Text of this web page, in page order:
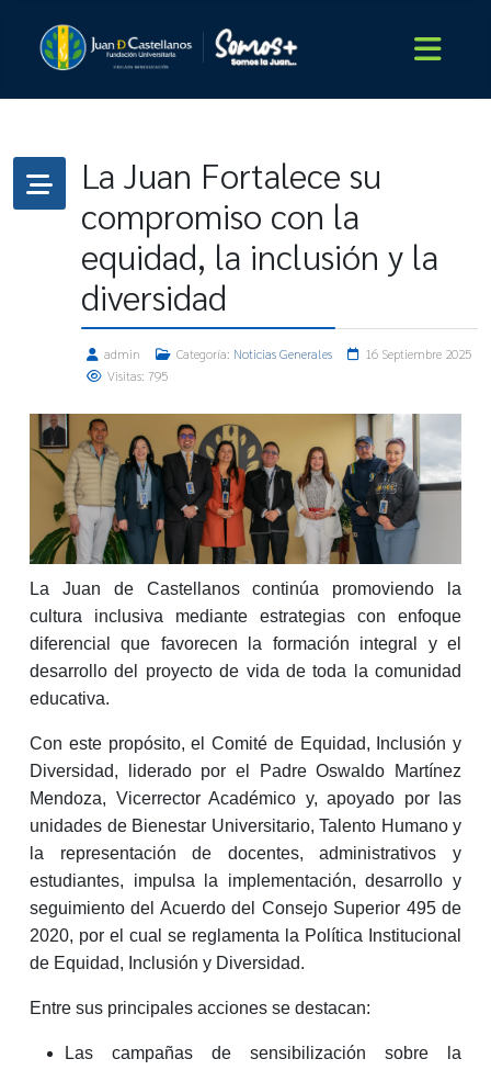
La Juan Fortalece su
compromiso con la
equidad, la inclusión y la
diversidad
admin Categoría: Noticias Generales
16 Septiembre 2025
Visitas: 795
La Juan de Castellanos continúa promoviendo la
cultura inclusiva mediante estrategias con enfoque
diferencial que favorecen la formación integral y el
desarrollo del proyecto de vida de toda la comunidad
educativa.
Con este propósito, el Comité de Equidad, Inclusión y
Diversidad, liderado por el Padre Oswaldo Martínez
Mendoza, Vicerrector Académico y, apoyado por las
unidades de Bienestar Universitario, Talento Humano y
la representación de docentes, administrativos y
estudiantes, impulsa la implementación, desarrollo y
seguimiento del Acuerdo del Consejo Superior 495 de
2020, por el cual se reglamenta la Política Institucional
de Equidad, Inclusión y Diversidad.
Entre sus principales acciones se destacan:
Las campañas de sensibilización sobre la